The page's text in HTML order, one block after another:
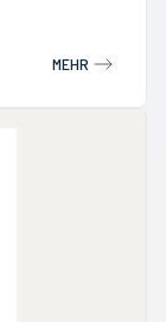
MEHR